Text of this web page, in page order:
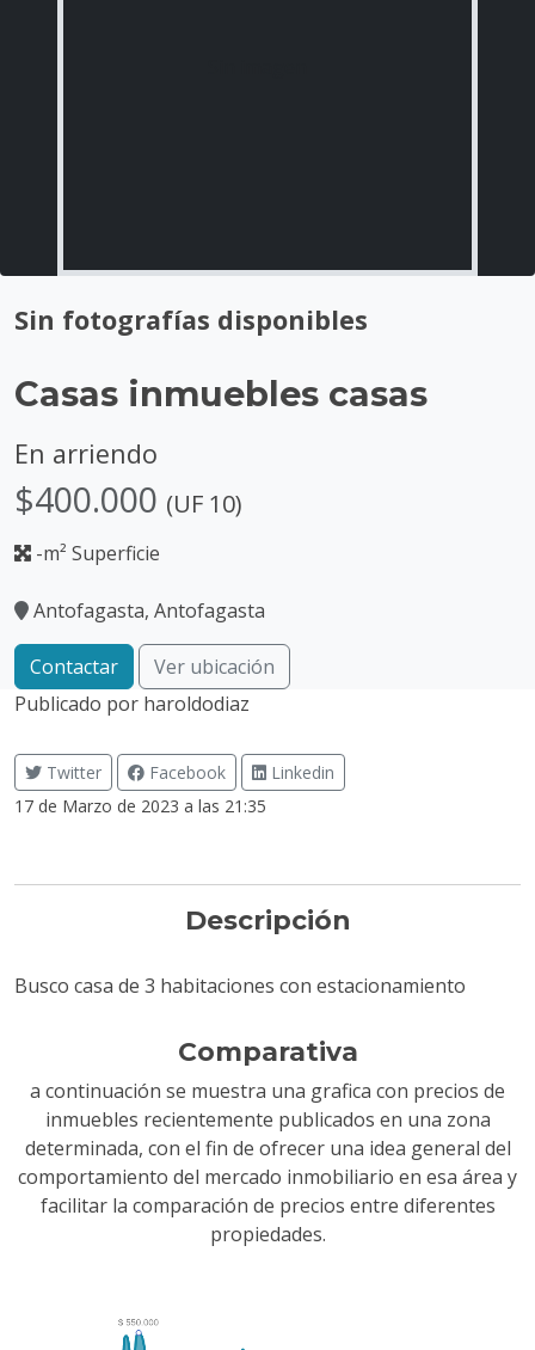
Sin fotografías disponibles
Casas inmuebles casas
En arriendo
$400.000 (UF 10)
-m² Superficie
Antofagasta, Antofagasta
Contactar
Ver ubicación
Publicado por haroldodiaz
Twitter Facebook
Linkedin
17 de Marzo de 2023 a las 21:35
Descripción
Busco casa de 3 habitaciones con estacionamiento
Comparativa
a continuación se muestra una grafica con precios de
inmuebles recientemente publicados en una zona
determinada, con el fin de ofrecer una idea general del
comportamiento del mercado inmobiliario en esa área y
facilitar la comparación de precios entre diferentes
propiedades.